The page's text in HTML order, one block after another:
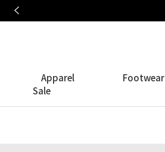
Apparel Footwear
Sale